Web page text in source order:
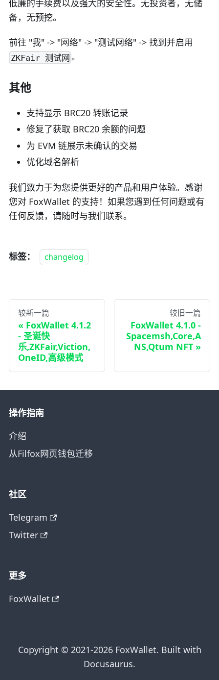
低廉的手续费以及强大的安全性。无投资者，无储
备，无预挖。
前往 "我" -> "网络" -> "测试网络" -> 找到并启用
ZKFair 测试网 。
其他
支持显示 BRC20 转账记录
修复了获取 BRC20 余额的问题
为 EVM 链展示未确认的交易
优化域名解析
我们致力于为您提供更好的产品和用户体验。感谢
您对 FoxWallet 的支持！如果您遇到任何问题或有
任何反馈，请随时与我们联系。
标签： changelog
较新一篇
FoxWallet 4.1.2
- 圣诞快
乐,ZKFair,Viction,
OneID,高级模式
较旧一篇
FoxWallet 4.1.0 -
Spacemsh,Core,A
NS,Qtum NFT
操作指南
介绍
从Filfox网页钱包迁移
社区
Telegram
Twitter
更多
FoxWallet
Copyright © 2021-2026 FoxWallet. Built with
Docusaurus.